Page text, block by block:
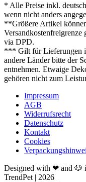
* Alle Preise inkl.
wenn nicht anders
**Größere Artikel
via DPD.
*** Gilt für Lieferungen
andere Länder bitte der
entnehmen. Etwaige
gehören nicht zum
Impressum
AGB
Widerrufsrecht
Datenschutz
Kontakt
Cookies
Designed with ❤ and 🐶
TrendPet | 2026